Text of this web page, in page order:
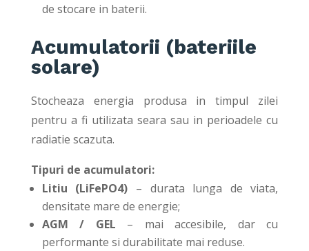
de stocare in baterii.
Acumulatorii (bateriile
solare)
Stocheaza energia produsa in timpul zilei
pentru a fi utilizata seara sau in perioadele cu
radiatie scazuta.
Tipuri de acumulatori:
Litiu (LiFePO4) – durata lunga de viata,
densitate mare de energie;
AGM / GEL – mai accesibile, dar cu
performante si durabilitate mai reduse.